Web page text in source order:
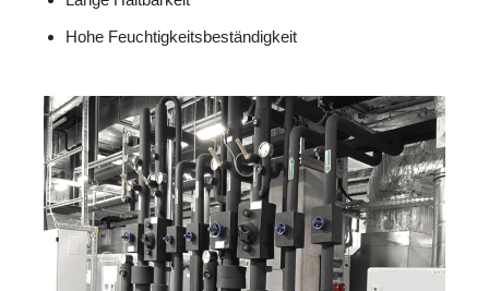
Hohe Feuchtigkeitsbeständigkeit